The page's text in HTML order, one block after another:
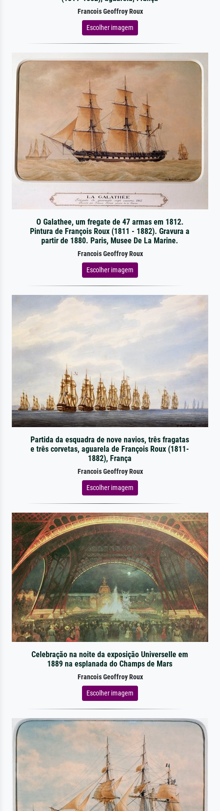
Francois Geoffroy Roux
Escolher imagem
O Galathee, um fregate de 47 armas em 1812.
Pintura de François Roux (1811 - 1882). Gravura a
partir de 1880. Paris, Musee De La Marine.
Francois Geoffroy Roux
Escolher imagem
Partida da esquadra de nove navios, três fragatas
e três corvetas, aguarela de François Roux (1811-
1882), França
Francois Geoffroy Roux
Escolher imagem
Celebração na noite da exposição Universelle em
1889 na esplanada do Champs de Mars
Francois Geoffroy Roux
Escolher imagem